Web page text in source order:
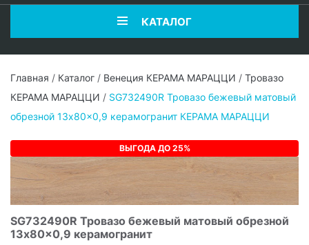
КАТАЛОГ
Главная / Каталог / Венеция КЕРАМА МАРАЦЦИ / Тровазо
КЕРАМА МАРАЦЦИ / SG732490R Тровазо бежевый матовый
обрезной 13x80x0,9 керамогранит КЕРАМА МАРАЦЦИ
ВЫГОДА ДО 25%
SG732490R Тровазо бежевый матовый обрезной
13x80x0,9 керамогранит